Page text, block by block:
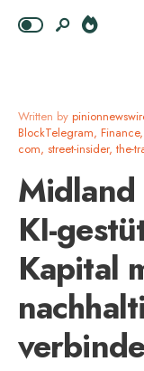
Written by
BlockTelegram, Finance,
com, street-insider, the-
KI-
Kapital